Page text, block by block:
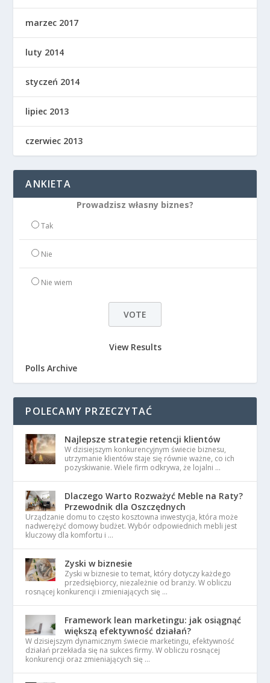
marzec 2017
luty 2014
styczeń 2014
lipiec 2013
czerwiec 2013
ANKIETA
Prowadzisz własny biznes?
Tak
Nie
Nie wiem
View Results
Polls Archive
POLECAMY PRZECZYTAĆ
Najlepsze strategie retencji klientów
W dzisiejszym konkurencyjnym świecie biznesu,
utrzymanie klientów staje się równie ważne, co ich
pozyskiwanie. Wiele firm odkrywa, że lojalni …
Dlaczego Warto Rozważyć Meble na Raty?
Przewodnik dla Oszczędnych
Urządzanie domu to często kosztowna inwestycja, która może
nadwerężyć domowy budżet. Wybór odpowiednich mebli jest
kluczowy dla komfortu i …
Zyski w biznesie
Zyski w biznesie to temat, który dotyczy każdego
przedsiębiorcy, niezależnie od branży. W obliczu
rosnącej konkurencji i zmieniających się …
Framework lean marketingu: jak osiągnąć
większą efektywność działań?
W dzisiejszym dynamicznym świecie marketingu, efektywność
działań przekłada się na sukces firmy. W obliczu rosnącej
konkurencji oraz zmieniających się …